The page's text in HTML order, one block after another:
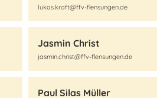
lukas.kraft@ffv-flensungen.de
Jasmin Christ
jasmin.christ@ffv-flensungen.de
Paul Silas Müller